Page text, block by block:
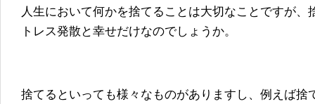
人生において何かを捨てることは大切なことですが
トレス発散と幸せだけなのでしょうか。
捨てるといっても様々なものがありますし、例えば捨